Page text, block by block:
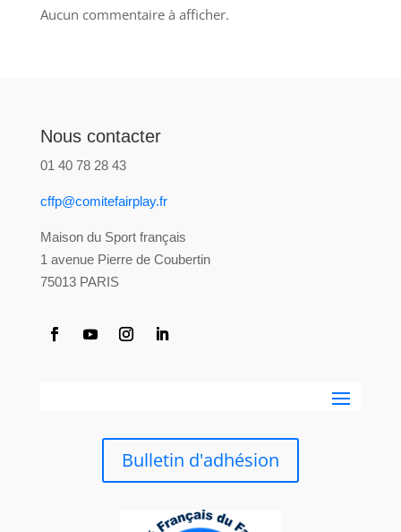
Aucun commentaire à afficher.
Nous contacter
01 40 78 28 43
cffp@comitefairplay.fr
Maison du Sport français
1 avenue Pierre de Coubertin
75013 PARIS
Bulletin d'adhésion